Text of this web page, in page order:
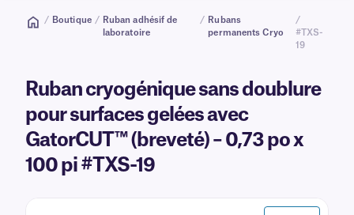
/ Boutique / Ruban adhésif de
laboratoire
/ Rubans
permanents Cryo
/
#TXS-
19
Ruban cryogénique sans doublure
pour surfaces gelées avec
GatorCUT™ (breveté) – 0,73 po x
100 pi #TXS-19